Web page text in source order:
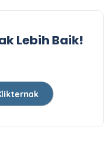
Lebih Baik!